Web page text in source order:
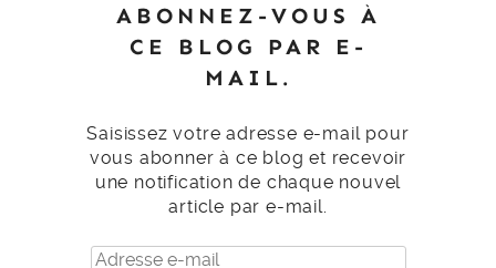
ABONNEZ-VOUS À
CE BLOG PAR E-
MAIL.
Saisissez votre adresse e-mail pour
vous abonner à ce blog et recevoir
une notification de chaque nouvel
article par e-mail.
Adresse